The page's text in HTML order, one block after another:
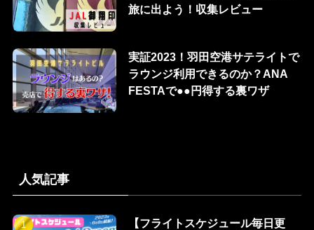
旅に出よう！収集レビュー
実証2023！羽田空港サテライトで
ラウンジ利用できるのか？ANA
FESTAで●●円得する裏ワザ
人気記事
【フライトスケジュール毎日更